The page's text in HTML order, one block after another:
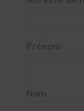
Prénom
Nom